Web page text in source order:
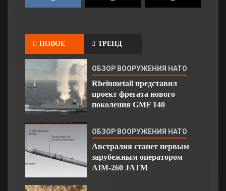
НОВОЕ ТРЕНД
ОБЗОР ВООРУЖЕНИЯ НАТО
Rheinmetall представил
проект фрегата нового
поколения GMF 140
ОБЗОР ВООРУЖЕНИЯ НАТО
Австралия станет первым
зарубежным оператором
AIM-260 JATM